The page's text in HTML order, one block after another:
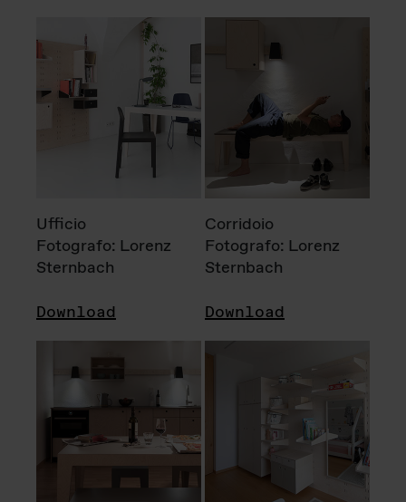
Ufficio
Fotografo: Lorenz
Sternbach
Download
Corridoio
Fotografo: Lorenz
Sternbach
Download